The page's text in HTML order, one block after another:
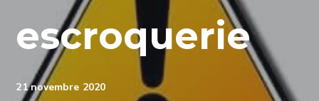
escroquerie
21 novembre 2020